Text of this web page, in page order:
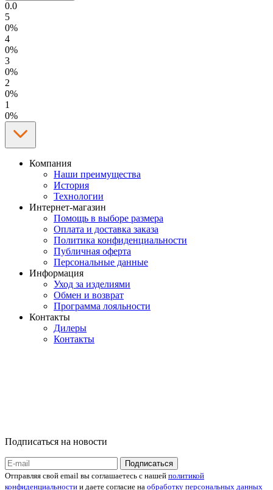
0.0
5
0%
4
0%
3
0%
2
0%
1
0%
Компания
Наши преимущества
История
Технологии
Интернет-магазин
Помощь в выборе размера
Оплата и доставка заказа
Политика конфиденциальности
Публичная оферта
Персональные данные
Информация
Уход за изделиями
Обмен и возврат
Программа лояльности
Контакты
Дилеры
Контакты
Подписаться на новости
Отправляя свой email вы соглашаетесь с нашей политикой
конфиденциальности и даете согласие на обработку персональных данных